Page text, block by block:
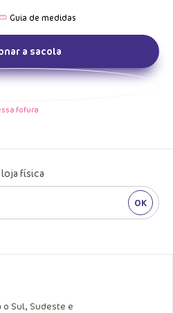
a sacola
fofura
física
OK
o Sul, Sudeste e